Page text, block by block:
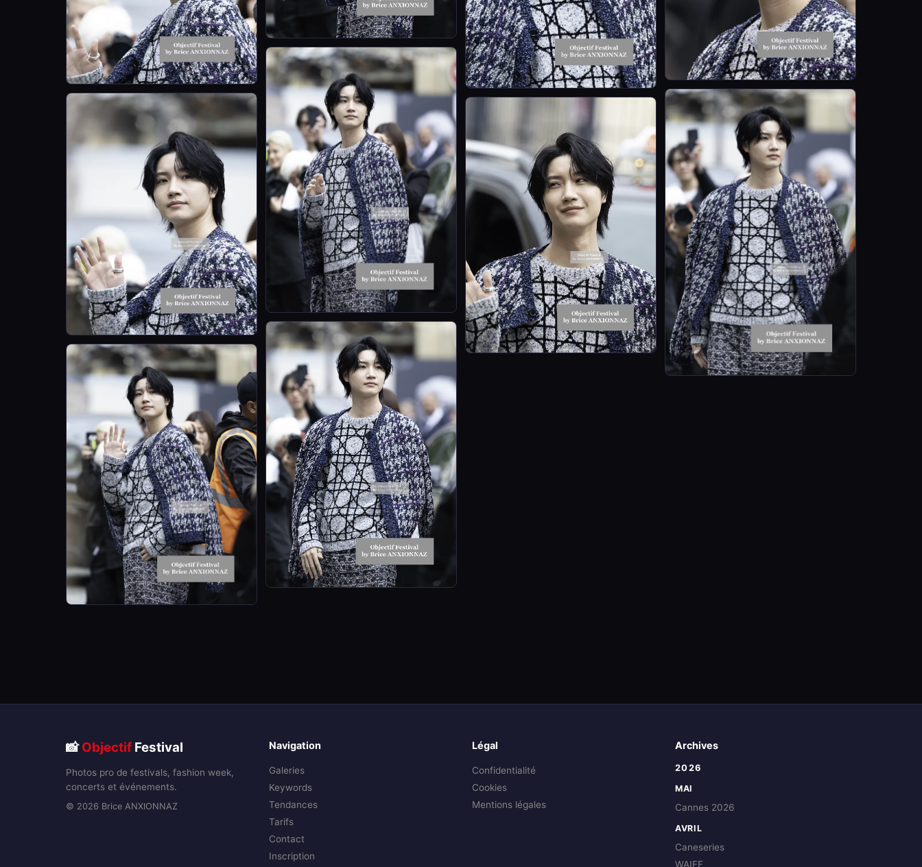
📸Objectif Festival
Photos pro de festivals, fashion week,
concerts et événements.
© 2026 Brice ANXIONNAZ
Navigation
Galeries
Keywords
Tendances
Tarifs
Contact
Inscription
Légal
Confidentialité
Cookies
Mentions légales
Archives
2026
MAI
Cannes 2026
AVRIL
Caneseries
WAIFF